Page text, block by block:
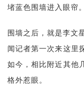
堵蓝色围墙进入眼帘。
围墙之后，就是李文
闻记者第一次来这里
如今，相比附近其他
格外惹眼。